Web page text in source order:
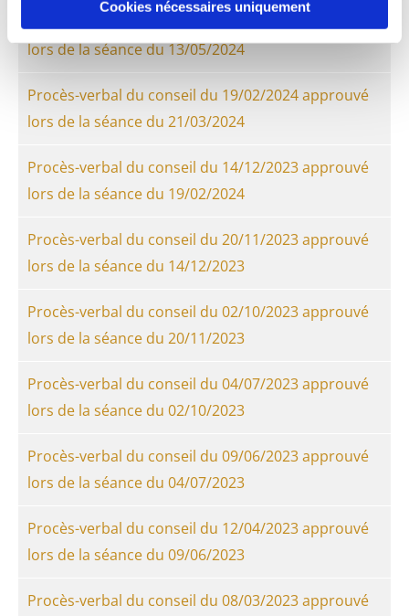
Cookies nécessaires uniquement
lors de la séance du 13/05/2024
Procès-verbal du conseil du 19/02/2024 approuvé
lors de la séance du 21/03/2024
Procès-verbal du conseil du 14/12/2023 approuvé
lors de la séance du 19/02/2024
Procès-verbal du conseil du 20/11/2023 approuvé
lors de la séance du 14/12/2023
Procès-verbal du conseil du 02/10/2023 approuvé
lors de la séance du 20/11/2023
Procès-verbal du conseil du 04/07/2023 approuvé
lors de la séance du 02/10/2023
Procès-verbal du conseil du 09/06/2023 approuvé
lors de la séance du 04/07/2023
Procès-verbal du conseil du 12/04/2023 approuvé
lors de la séance du 09/06/2023
Procès-verbal du conseil du 08/03/2023 approuvé